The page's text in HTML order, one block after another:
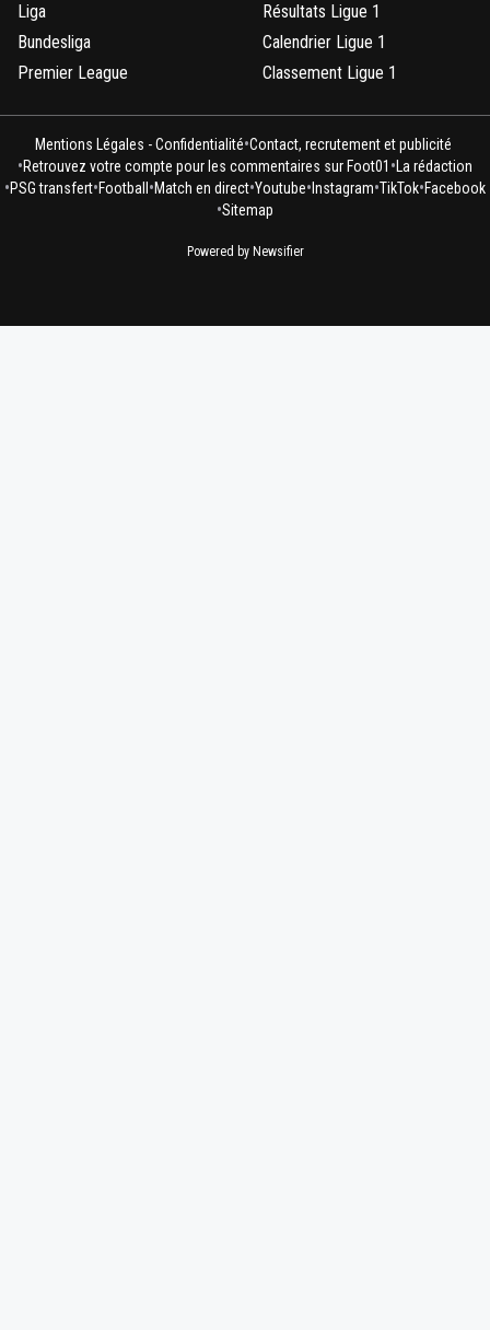
Liga
Bundesliga
Premier League
Résultats Ligue 1
Calendrier Ligue 1
Classement Ligue 1
Mentions Légales - Confidentialité•Contact, recrutement et publicité
•Retrouvez votre compte pour les commentaires sur Foot01 • La rédaction
•PSG transfert•Football •Match en direct•Youtube• Instagram•TikTok•Facebook
•Sitemap
Powered by Newsifier